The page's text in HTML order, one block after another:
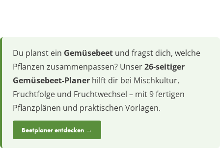
Du planst ein Gemüsebeet und fragst dich, welche
Pflanzen zusammenpassen? Unser26-seitiger
Gemüsebeet-Planer hilft dir bei Mischkultur,
Fruchtfolge und Fruchtwechsel – mit 9 fertigen
Pflanzplänen und praktischen Vorlagen.
Beetplaner entdecken →